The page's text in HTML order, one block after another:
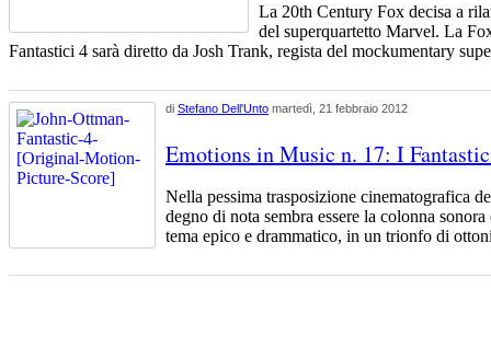
La 20th Century Fox decisa a
del superquartetto Marvel. La
Fantastici 4 sarà diretto da Josh Trank, regista del mockumentary
di Stefano Dell'Unto martedì, 21 febbraio 2012
Emotions in Music n. 17: I
Nella pessima trasposizione cinematografica
degno di nota sembra essere la colonna
tema epico e drammatico, in un trionfo di